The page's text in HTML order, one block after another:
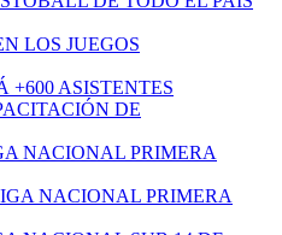
LOS JUEGOS
+600 ASISTENTES
DE
NACIONAL PRIMERA
NACIONAL PRIMERA